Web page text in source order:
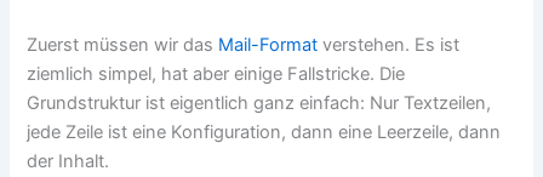
Zuerst müssen wir das Mail-Format verstehen. Es ist
ziemlich simpel, hat aber einige Fallstricke. Die
Grundstruktur ist eigentlich ganz einfach: Nur Textzeilen,
jede Zeile ist eine Konfiguration, dann eine Leerzeile, dann
der Inhalt.